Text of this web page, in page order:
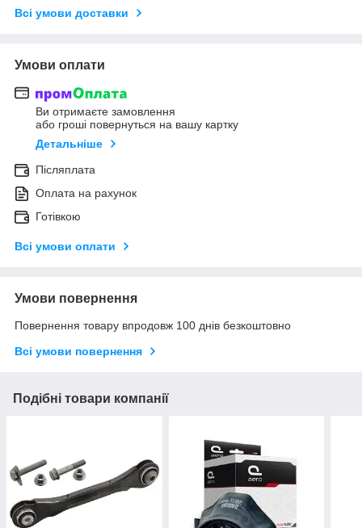
Всі умови доставки
Умови оплати
Ви отримаєте замовлення
або гроші повернуться на вашу картку
Детальніше
Післяплата
Оплата на рахунок
Готівкою
Всі умови оплати
Умови повернення
Повернення товару впродовж 100 днів безкоштовно
Всі умови повернення
Подібні товари компанії